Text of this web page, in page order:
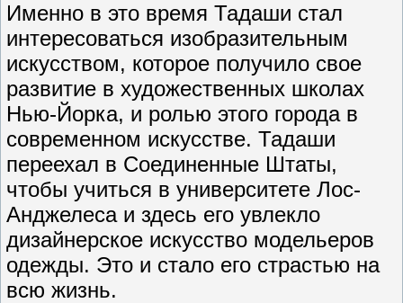
Именно в это время Тадаши стал
интересоваться изобразительным
искусством, которое получило свое
развитие в художественных школах
Нью-Йорка, и ролью этого города в
современном искусстве. Тадаши
переехал в Соединенные Штаты,
чтобы учиться в университете Лос-
Анджелеса и здесь его увлекло
дизайнерское искусство модельеров
одежды. Это и стало его страстью на
всю жизнь.